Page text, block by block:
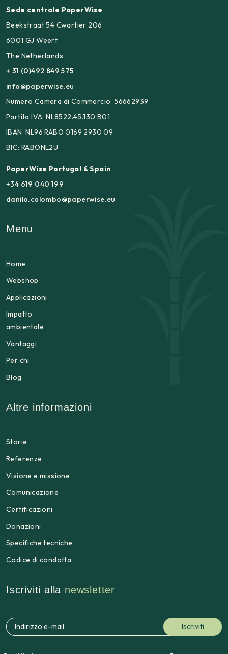
Sede centrale PaperWise
Beekstraat 54 Cwartier 206
6001 GJ Weert
The Netherlands
+ 31 (0)492 849 575
info@paperwise.eu
Numero Camera di Commercio: 56662939
Partita IVA: NL8522.45.130.B01
IBAN: NL96 RABO 0169 2930 09
BIC: RABONL2U
PaperWise Portugal & Spain
+34 619 040 199
danilo.colombo@paperwise.eu
Menu
Home
Webshop
Applicazioni
Impatto
ambientale
Vantaggi
Per chi
Blog
Altre informazioni
Storie
Referenze
Visione e missione
Comunicazione
Certificazioni
Donazioni
Specifiche tecniche
Codice di condotta
Iscriviti alla newsletter